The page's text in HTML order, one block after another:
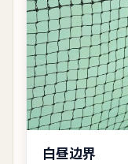
白昼边界